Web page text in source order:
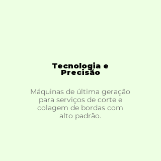
Máquinas de última geração
para serviços de corte e
colagem de bordas com
alto padrão.
Tecnologia e
Precisão